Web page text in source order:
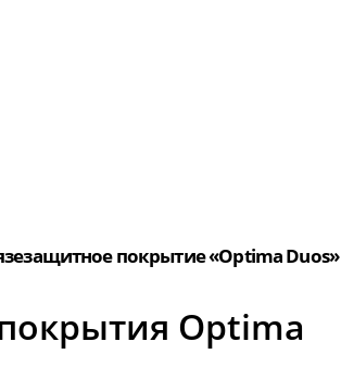
покрытие «Optima Duos»
Optima